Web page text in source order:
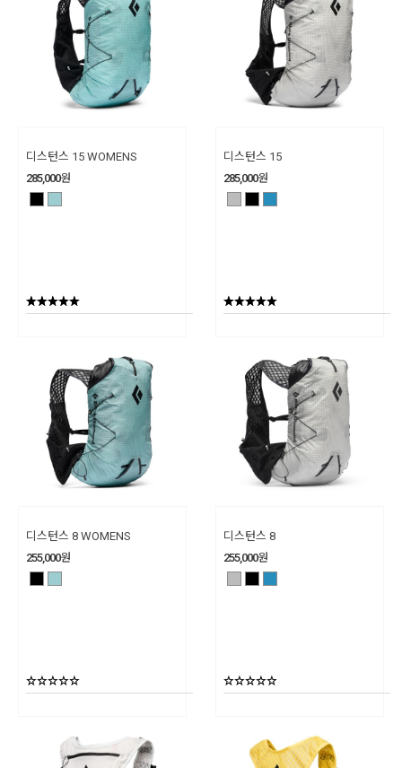
디스턴스 15 WOMENS
285,000원
디스턴스 15
285,000원
디스턴스 8 WOMENS
255,000원
디스턴스 8
255,000원